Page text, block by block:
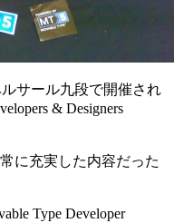
サール九段で開催され
& Designers
に充実した内容だった
Type Developer